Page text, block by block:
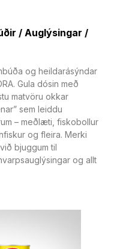
/ Auglýsingar /
og heildarásýndar
Gula dósin með
matvöru okkar
sem leiddu
– meðlæti, fiskobollur
og fleira. Merki
bjuggum til
og allt